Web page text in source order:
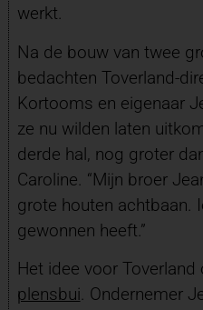
werkt.
Na de bouw van twee
bedachten Toverland-
Kortooms en eigenaar
ze nu wilden laten
derde hal, nog groter
Caroline. “Mijn broer
grote houten achtbaan.
gewonnen heeft.”
Het idee voor
plensbui. Ondernemer